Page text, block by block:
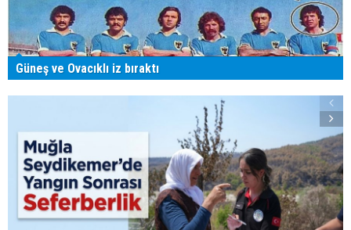
Güneş ve Ovacıklı iz bıraktı